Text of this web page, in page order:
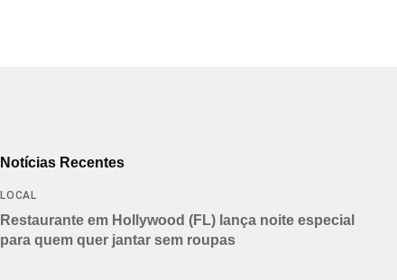
Notícias Recentes
LOCAL
Restaurante em Hollywood (FL) lança noite especial
para quem quer jantar sem roupas